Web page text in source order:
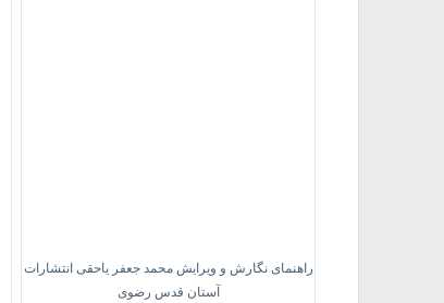
راهنمای نگارش و ویرایش محمد جعفر یاحقی انتشارات
آستان قدس رضوی